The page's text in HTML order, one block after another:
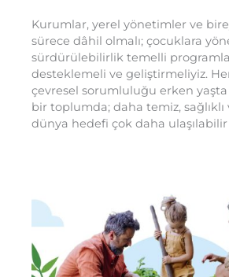
Kurumlar, yerel yönetimler ve
sürece dâhil olmalı; çocuklara
sürdürülebilirlik temelli
desteklemeli ve geliştirmeliyiz.
çevresel sorumluluğu erken
bir toplumda; daha temiz,
dünya hedefi çok daha ulaşılabilir